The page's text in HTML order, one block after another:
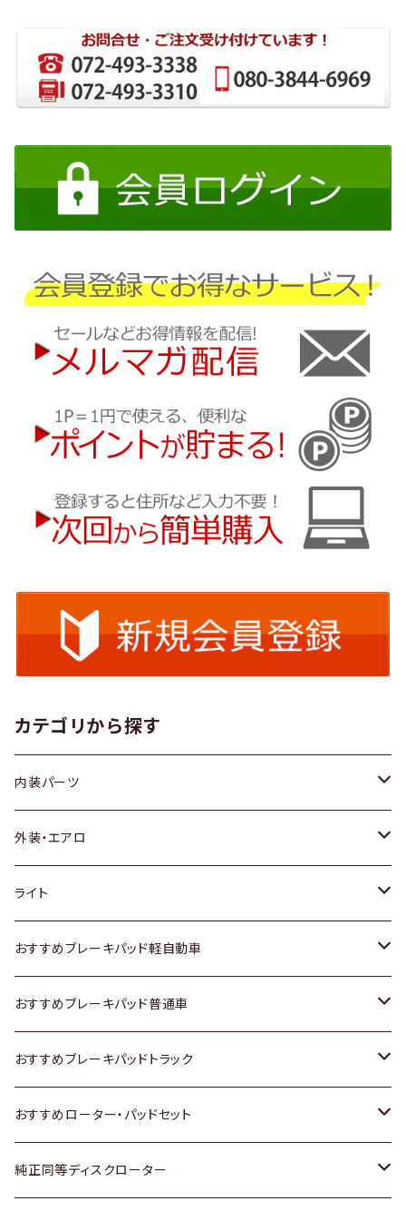
カテゴリから探す
内装パーツ
トヨタ
ホンダ
スズキ
日産
いすゞ
ダイハツ
マツダ
外装・エアロ
トヨタ
ホンダ
スズキ
日産
いすゞ
ダイハツ
ライト
トヨタ
スズキ
日産
いすゞ
ダイハツ
おすすめブレーキパッド軽自動車
トヨタ
ホンダ
スズキ
日産
おすすめブレーキパッド普通車
トヨタ
ホンダ
スズキ
おすすめブレーキパッドトラック
トヨタ
日産
おすすめローター・パッドセット
トヨタ
純正同等ディスクローター